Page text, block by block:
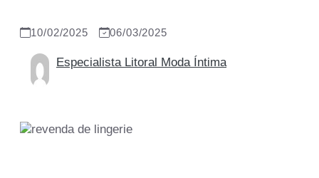
10/02/2025 06/03/2025
Especialista Litoral Moda Íntima